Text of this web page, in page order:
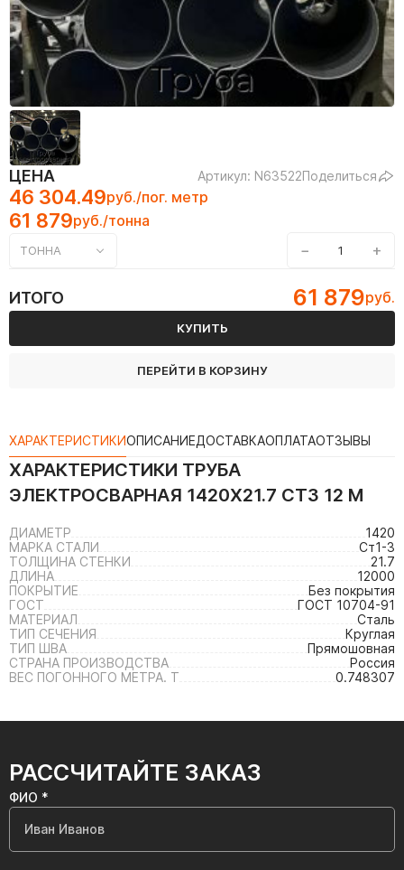
ЦЕНА Артикул: N63522Поделиться
46 304.49руб./пог. метр
61 879руб./тонна
ТОННА − +
ИТОГО 61 879руб.
КУПИТЬ
ПЕРЕЙТИ В КОРЗИНУ
ХАРАКТЕРИСТИКИОПИСАНИЕДОСТАВКАОПЛАТАОТЗЫВЫ
ХАРАКТЕРИСТИКИ ТРУБА
ЭЛЕКТРОСВАРНАЯ 1420Х21.7 СТ3 12 М
ДИАМЕТР
1420
МАРКА СТАЛИ
Ст1-3
ТОЛЩИНА СТЕНКИ
21.7
ДЛИНА
12000
ПОКРЫТИЕ
Без покрытия
ГОСТ
ГОСТ 10704-91
МАТЕРИАЛ
Сталь
ТИП СЕЧЕНИЯ
Круглая
ТИП ШВА
Прямошовная
СТРАНА ПРОИЗВОДСТВА
Россия
ВЕС ПОГОННОГО МЕТРА. Т
0.748307
РАССЧИТАЙТЕ ЗАКАЗ
ФИО *